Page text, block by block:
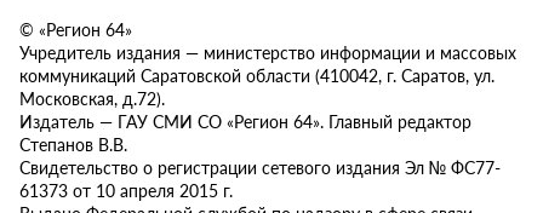
© «Регион 64»
Учредитель издания — министерство информации и массовых
коммуникаций Саратовской области (410042, г. Саратов, ул.
Московская, д.72).
Издатель — ГАУ СМИ СО «Регион 64». Главный редактор
Степанов В.В.
Свидетельство о регистрации сетевого издания Эл № ФС77-
61373 от 10 апреля 2015 г.